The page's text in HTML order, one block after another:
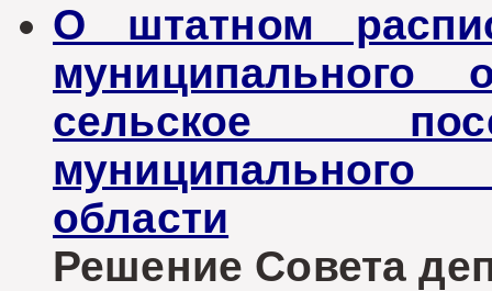
О штатном
муниципального
сельское
муниципального
области
Решение Совета